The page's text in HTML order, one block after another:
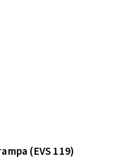
(EVS 119)